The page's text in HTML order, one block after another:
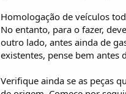
Homologação de veículos
No entanto, para o fazer,
outro lado, antes ainda de
existentes, pense bem antes
Verifique ainda se as peças